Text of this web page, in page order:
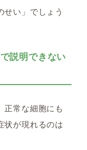
い」でしょう
説明できない
正常な細胞にも
状が現れるのは